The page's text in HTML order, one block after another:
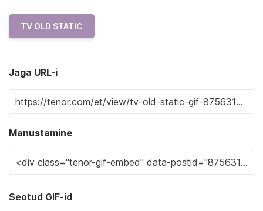
TV OLD STATIC
Jaga URL-i
Manustamine
Seotud GIF-id